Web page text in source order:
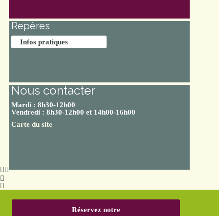
Repères
Infos pratiques
Nous contacter
Mardi : 8h30-12h00
Vendredi : 8h30-12h00 et 14h00-16h00
Carte du site
Réservez notre